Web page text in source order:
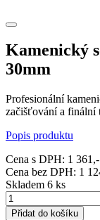
Kamenický
30mm
Profesionální
začišťování a finální
Popis produktu
Cena s DPH: 1 361,-
Cena bez DPH: 1
Skladem 6 ks
Přidat do košíku